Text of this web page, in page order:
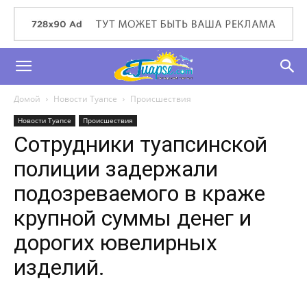
Домой Новости Туапсе Происшествия
Новости Туапсе Происшествия
Сотрудники туапсинской
полиции задержали
подозреваемого в краже
крупной суммы денег и
дорогих ювелирных
изделий.